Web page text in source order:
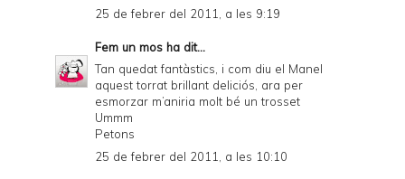
25 de febrer del 2011, a les 9:19
Fem un mos ha dit...
Tan quedat fantàstics, i com diu el Manel
aquest torrat brillant deliciós, ara per
esmorzar m’aniria molt bé un trosset
Ummm
Petons
25 de febrer del 2011, a les 10:10